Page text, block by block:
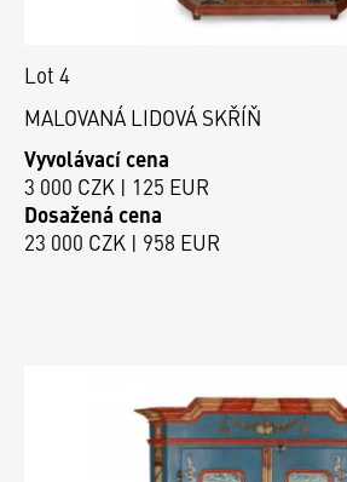
Lot 4
MALOVANÁ LIDOVÁ SKŘÍŇ
Vyvolávací cena
3 000 CZK | 125 EUR
Dosažená cena
23 000 CZK | 958 EUR